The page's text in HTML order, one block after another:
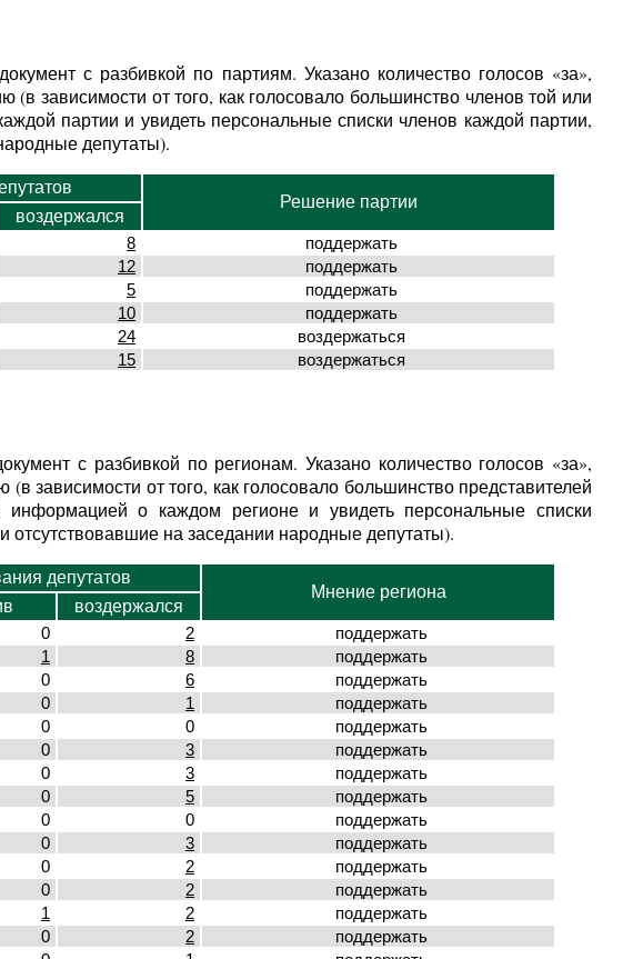
с разбивкой по партиям. Указано количество голосов «за»,
зависимости от того, как голосовало большинство членов той или
партии и увидеть персональные списки членов каждой партии,
депутаты).
Решение партии
воздержался
8
поддержать
12
поддержать
5
поддержать
10
поддержать
24
воздержаться
15 воздержаться
с разбивкой по регионам. Указано количество голосов «за»,
зависимости от того, как голосовало большинство представителей
о каждом регионе и увидеть персональные списки
отсутствовавшие на заседании народные депутаты).
депутатов
Мнение региона
воздержался
0 2
поддержать
1 8
поддержать
0 6
поддержать
0 1
поддержать
0 0
поддержать
0 3
поддержать
0 3
поддержать
0 5
поддержать
0 0
поддержать
0 3
поддержать
0 2
поддержать
0 2
поддержать
1 2
поддержать
0 2
поддержать